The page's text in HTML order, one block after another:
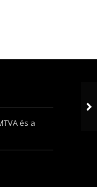
és a